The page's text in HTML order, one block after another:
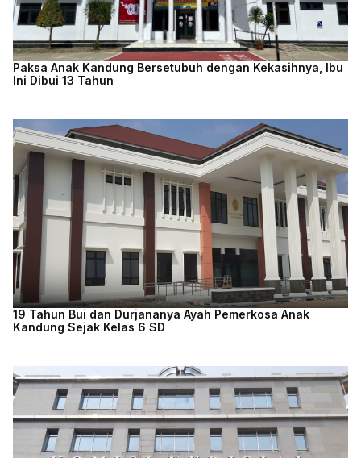
Paksa Anak Kandung Bersetubuh dengan Kekasihnya, Ibu
Ini Dibui 13 Tahun
19 Tahun Bui dan Durjananya Ayah Pemerkosa Anak
Kandung Sejak Kelas 6 SD